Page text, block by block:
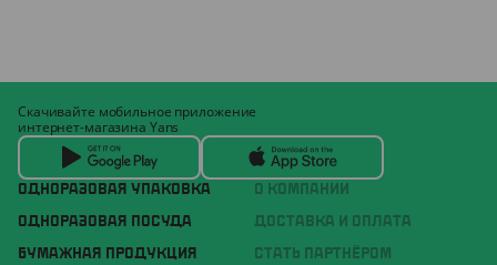
ОДНОРАЗОВАЯ УПАКОВКА
ОДНОРАЗОВАЯ ПОСУДА
БУМАЖНАЯ ПРОДУКЦИЯ
О КОМПАНИИ
ДОСТАВКА И ОПЛАТА
СТАТЬ ПАРТНЁРОМ
Скачивайте мобильное приложение
интернет-магазина Yans